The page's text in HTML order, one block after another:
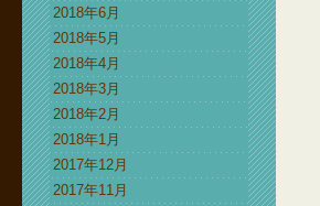
2018年6月
2018年5月
2018年4月
2018年3月
2018年2月
2018年1月
2017年12月
2017年11月